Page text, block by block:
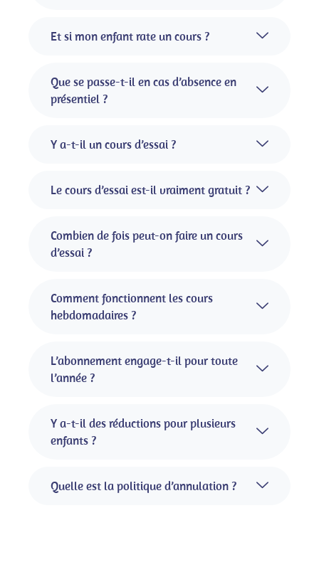
Et si mon enfant rate un cours ?
Que se passe-t-il en cas d’absence en
présentiel ?
Y a-t-il un cours d’essai ?
Le cours d’essai est-il vraiment gratuit ?
Combien de fois peut-on faire un cours
d’essai ?
Comment fonctionnent les cours
hebdomadaires ?
L’abonnement engage-t-il pour toute
l’année ?
Y a-t-il des réductions pour plusieurs
enfants ?
Quelle est la politique d’annulation ?